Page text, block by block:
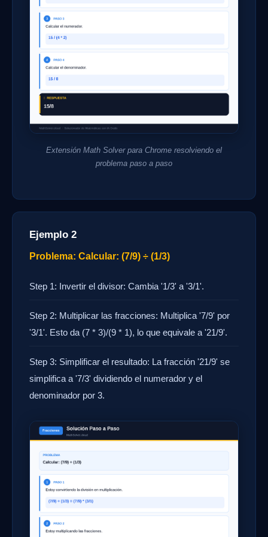
Extensión Math Solver para Chrome resolviendo el
problema paso a paso
Ejemplo 2
Problema: Calcular: (7/9) ÷ (1/3)
Step 1: Invertir el divisor: Cambia '1/3' a '3/1'.
Step 2: Multiplicar las fracciones: Multiplica '7/9' por
'3/1'. Esto da (7 * 3)/(9 * 1), lo que equivale a '21/9'.
Step 3: Simplificar el resultado: La fracción '21/9' se
simplifica a '7/3' dividiendo el numerador y el
denominador por 3.